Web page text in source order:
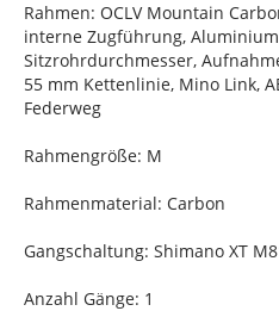
Rahmen: OCLV Mountain
interne Zugführung,
Sitzrohrdurchmesser,
55 mm Kettenlinie, Mino Link,
Federweg
Rahmengröße: M
Rahmenmaterial: Carbon
Gangschaltung: Shimano XT
Anzahl Gänge: 1